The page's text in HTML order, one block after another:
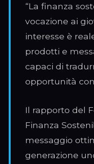
“La finanza
vocazione ai
interesse è
prodotti e
capaci di
opportunità
Il rapporto del
Finanza
messaggio
generazione